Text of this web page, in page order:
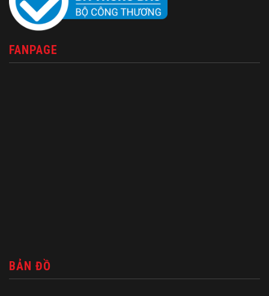
FANPAGE
BẢN ĐỒ